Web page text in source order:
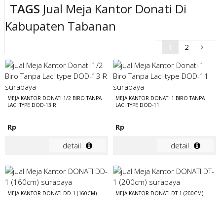
TAGS Jual Meja Kantor Donati Di
Kabupaten Tabanan
2
MEJA KANTOR DONATI 1/2 BIRO TANPA
LACI TYPE DOD-13 R
Rp
detail
MEJA KANTOR DONATI 1 BIRO TANPA
LACI TYPE DOD-11
Rp
detail
MEJA KANTOR DONATI DD-1 (160CM) MEJA KANTOR DONATI DT-1 (200CM)